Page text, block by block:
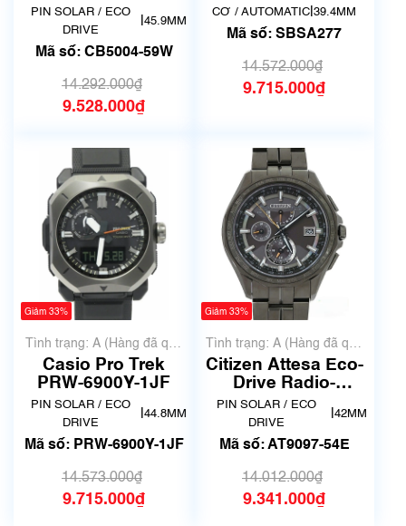
Controlled CB5004-
59W
PIN SOLAR / ECO
DRIVE
45.9MM
Mã số: CB5004-59W
14.292.000₫
9.528.000₫
CƠ / AUTOMATIC 39.4MM
Mã số: SBSA277
14.572.000₫
9.715.000₫
Giảm 33%
Tình trạng: A (Hàng đã qua
sử dụng nhưng rất đẹp,
không có xước)
Casio Pro Trek
PRW-6900Y-1JF
PIN SOLAR / ECO
DRIVE
44.8MM
Mã số: PRW-6900Y-1JF
14.573.000₫
9.715.000₫
Giảm 33%
Tình trạng: A (Hàng đã qua
sử dụng nhưng rất đẹp,
không có xước)
Citizen Attesa Eco-
Drive Radio-
Controlled Titanium
AT9097-54E
PIN SOLAR / ECO
DRIVE
42MM
Mã số: AT9097-54E
14.012.000₫
9.341.000₫